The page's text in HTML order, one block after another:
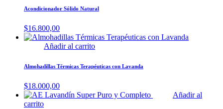
Acondicionador Sólido Natural
$16.800,00
Añadir al carrito
Almohadillas Térmicas Terapéuticas con Lavanda
$18.000,00
Añadir al
carrito